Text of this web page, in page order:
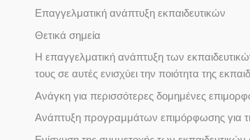
Επαγγελματική ανάπτυξη εκπαιδευτικών
Θετικά σημεία
Η επαγγελματική ανάπτυξη των
τους σε αυτές ενισχύει την ποιότητα της
Ανάγκη για περισσότερες δομημένες
Ανάπτυξη προγραμμάτων επιμόρφωσης για